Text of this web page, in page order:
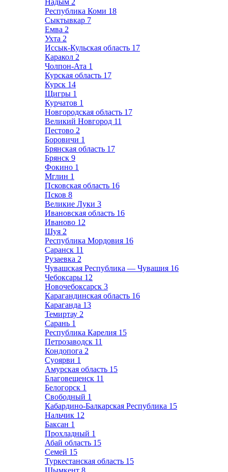
Надым 2
Республика Коми 18
Сыктывкар 7
Емва 2
Ухта 2
Иссык-Кульская область 17
Каракол 2
Чолпон-Ата 1
Курская область 17
Курск 14
Щигры 1
Курчатов 1
Новгородская область 17
Великий Новгород 11
Пестово 2
Боровичи 1
Брянская область 17
Брянск 9
Фокино 1
Мглин 1
Псковская область 16
Псков 8
Великие Луки 3
Ивановская область 16
Иваново 12
Шуя 2
Республика Мордовия 16
Саранск 11
Рузаевка 2
Чувашская Республика — Чувашия 16
Чебоксары 12
Новочебоксарск 3
Карагандинская область 16
Караганда 13
Темиртау 2
Сарань 1
Республика Карелия 15
Петрозаводск 11
Кондопога 2
Суоярви 1
Амурская область 15
Благовещенск 11
Белогорск 1
Свободный 1
Кабардино-Балкарская Республика 15
Нальчик 12
Баксан 1
Прохладный 1
Абай область 15
Семей 15
Туркестанская область 15
Шымкент 8